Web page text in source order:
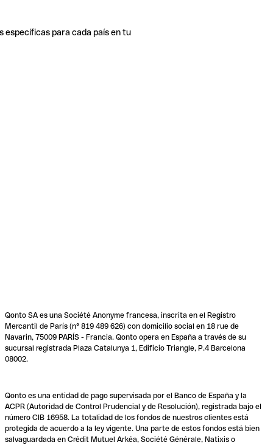
específicas para cada país en tu
Qonto SA es una Société Anonyme francesa, inscrita en el Registro
Mercantil de París (n° 819 489 626) con domicilio social en 18 rue de
Navarin, 75009 PARÍS - Francia. Qonto opera en España a través de su
sucursal registrada Plaza Catalunya 1, Edificio Triangle, P.4 Barcelona
08002.
Qonto es una entidad de pago supervisada por el Banco de España y la
ACPR (Autoridad de Control Prudencial y de Resolución), registrada bajo el
número CIB 16958. La totalidad de los fondos de nuestros clientes está
protegida de acuerdo a la ley vigente. Una parte de estos fondos está bien
salvaguardada en Crédit Mutuel Arkéa, Société Générale, Natixis o